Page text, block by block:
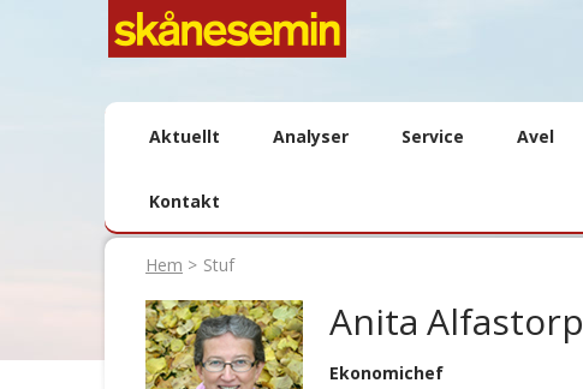
Aktuellt Analyser Service Avel
Kontakt
Hem Stuf
Anita Alfastorp
Ekonomichef